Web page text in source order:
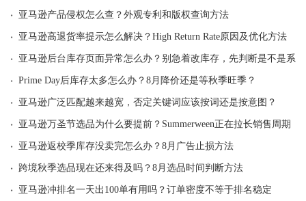
· 亚马逊产品侵权怎么查？外观专利和版权查询方法
· 亚马逊高退货率提示怎么解决？High Return Rate原因及优化方法
· 亚马逊后台库存页面异常怎么办？别急着改库存，先判断是不是系
· Prime Day后库存太多怎么办？8月降价还是等秋季旺季？
· 亚马逊广泛匹配越来越宽，否定关键词应该按词还是按意图？
· 亚马逊万圣节选品为什么要提前？Summerween正在拉长销售周期
· 亚马逊返校季库存没卖完怎么办？8月广告止损方法
· 跨境秋季选品现在还来得及吗？8月选品时间判断方法
· 亚马逊冲排名一天出100单有用吗？订单密度不等于排名稳定